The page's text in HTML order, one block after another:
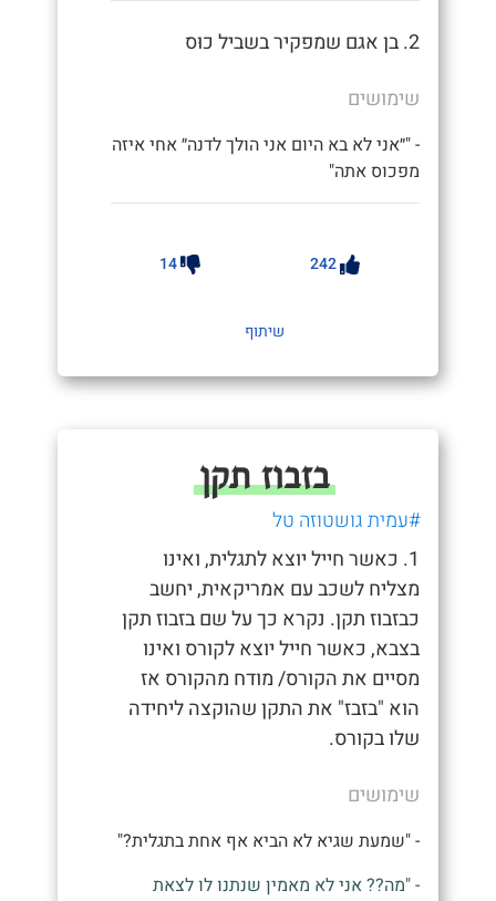
2. בן אגם שמפקיר בשביל כוּס
שימושים
- "״אני לא בא היום אני הולך לדנה״ אחי איזה
מפכוס אתה"
242
14
שיתוף
בזבוז תקן
#עמית גושטוזה טל
1. כאשר חייל יוצא לתגלית, ואינו
מצליח לשכב עם אמריקאית, יחשב
כבזבוז תקן. נקרא כך על שם בזבוז תקן
בצבא, כאשר חייל יוצא לקורס ואינו
מסיים את הקורס/ מודח מהקורס אז
הוא "בזבז" את התקן שהוקצה ליחידה
שלו בקורס.
שימושים
- "שמעת שגיא לא הביא אף אחת בתגלית?"
- "מה?? אני לא מאמין שנתנו לו לצאת